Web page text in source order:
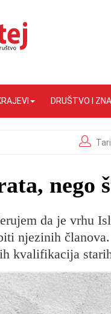
DRUŠTVO I
nego
da je vrhu
njezinih
kvalifikacija